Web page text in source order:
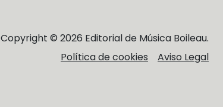
Copyright © 2026 Editorial de Música Boileau.
Política de cookies
Aviso Legal